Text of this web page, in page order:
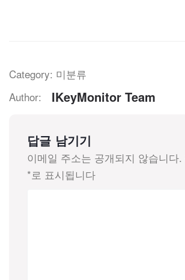
Category: 미분류
Author:
IKeyMonitor Team
답글 남기기
이메일 주소는 공개되지 않습니다.
*로 표시됩니다